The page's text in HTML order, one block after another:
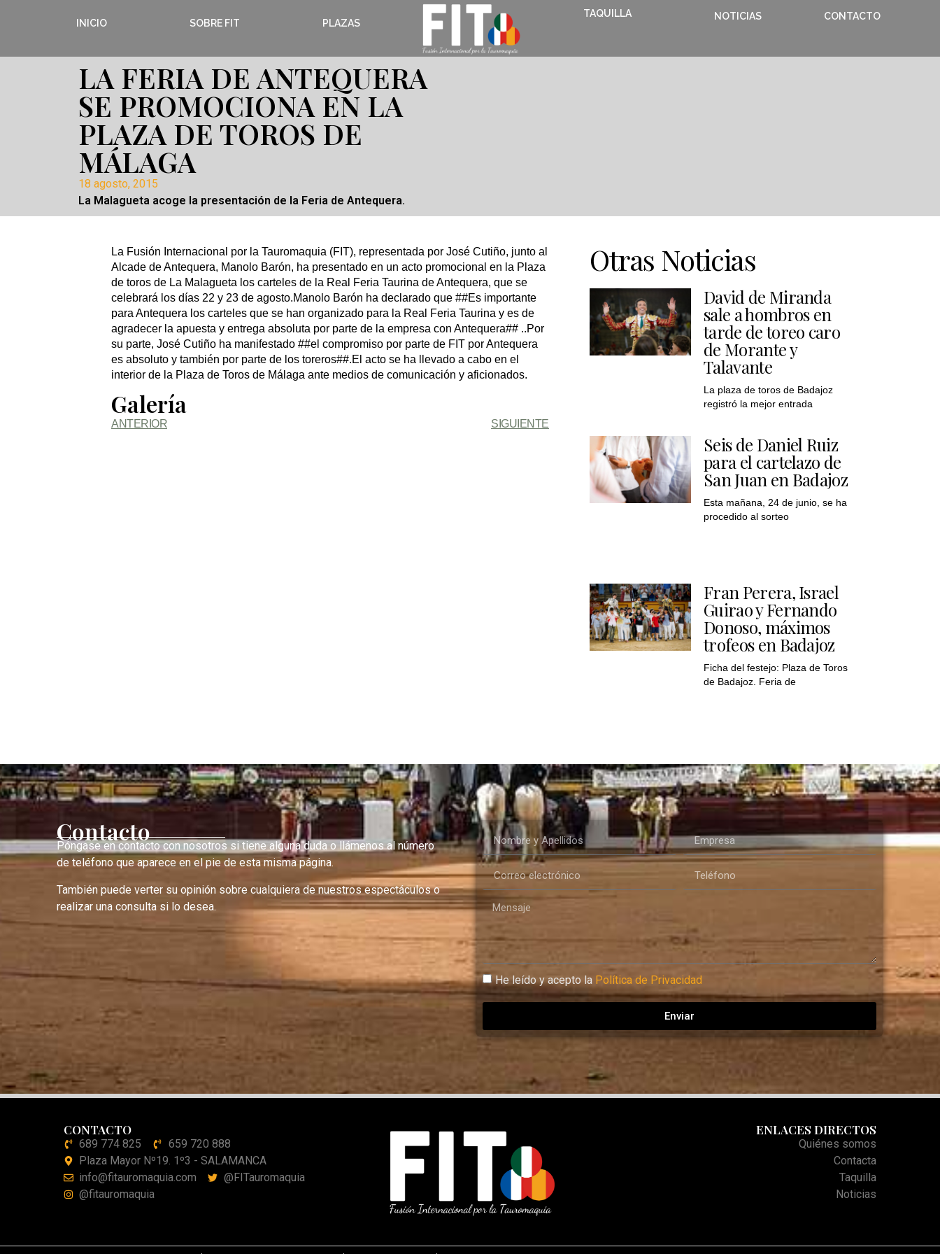
INICIO SOBRE FIT PLAZAS
TAQUILLA NOTICIAS CONTACTO
LA FERIA DE ANTEQUERA
SE PROMOCIONA EN LA
PLAZA DE TOROS DE
MÁLAGA
18 agosto, 2015
La Malagueta acoge la presentación de la Feria de Antequera.
La Fusión Internacional por la Tauromaquia (FIT), representada por José Cutiño, junto al
Alcade de Antequera, Manolo Barón, ha presentado en un acto promocional en la Plaza
de toros de La Malagueta los carteles de la Real Feria Taurina de Antequera, que se
celebrará los días 22 y 23 de agosto.Manolo Barón ha declarado que ##Es importante
para Antequera los carteles que se han organizado para la Real Feria Taurina y es de
agradecer la apuesta y entrega absoluta por parte de la empresa con Antequera## ..Por
su parte, José Cutiño ha manifestado ##el compromiso por parte de FIT por Antequera
es absoluto y también por parte de los toreros##.El acto se ha llevado a cabo en el
interior de la Plaza de Toros de Málaga ante medios de comunicación y aficionados.
Galería
ANTERIOR SIGUIENTE
Otras Noticias
David de Miranda
sale a hombros en
tarde de toreo caro
de Morante y
Talavante
La plaza de toros de Badajoz
registró la mejor entrada
Seis de Daniel Ruiz
para el cartelazo de
San Juan en Badajoz
Esta mañana, 24 de junio, se ha
procedido al sorteo
Fran Perera, Israel
Guirao y Fernando
Donoso, máximos
trofeos en Badajoz
Ficha del festejo: Plaza de Toros
de Badajoz. Feria de
Contacto
Póngase en contacto con nosotros si tiene alguna duda o llámenos al número
de teléfono que aparece en el pie de esta misma página.
También puede verter su opinión sobre cualquiera de nuestros espectáculos o
realizar una consulta si lo desea.
He leído y acepto la Política de Privacidad
Enviar
CONTACTO
689 774 825
659 720 888
Plaza Mayor Nº19. 1º3 - SALAMANCA
info@fitauromaquia.com
@FITauromaquia
@fitauromaquia
ENLACES DIRECTOS
Quiénes somos
Contacta
Taquilla
Noticias